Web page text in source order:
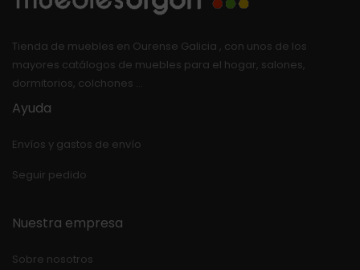
Tienda de muebles en Ourense Galicia , con unos de los
mayores catálogos de muebles para el hogar, salones,
dormitorios, colchones …
Ayuda
Envíos y gastos de envío
Seguir pedido
Nuestra empresa
Sobre nosotros